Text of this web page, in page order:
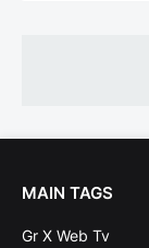
MAIN TAGS
Gr X Web Tv